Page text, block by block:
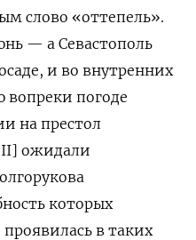
слово «оттепель».
— а Севастополь
и во внутренних
вопреки погоде
на престол
II] ожидали
которых
в таких